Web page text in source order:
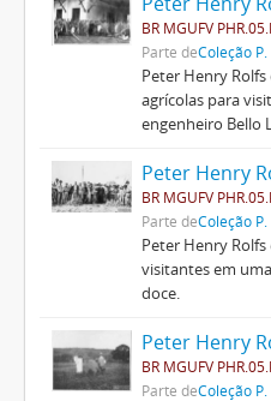
BR MGUFV
Parte deColeção P.
Peter Henry
agrícolas para
engenheiro Bello
BR MGUFV
Parte deColeção P.
Peter Henry
visitantes em
doce.
Peter Henry
BR MGUFV
Parte deColeção P.